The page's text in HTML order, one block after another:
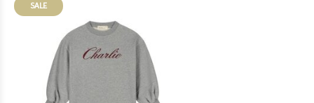
SALE